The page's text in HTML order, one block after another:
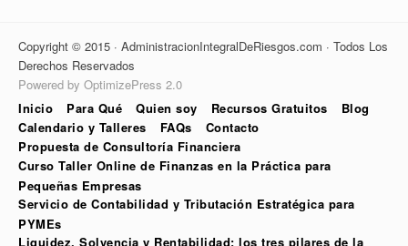
Copyright © 2015 · AdministracionIntegralDeRiesgos.com · Todos Los
Derechos Reservados
Powered by OptimizePress 2.0
Inicio
Para Qué Quien soy Recursos Gratuitos
Blog
Calendario y Talleres
FAQs
Contacto
Propuesta de Consultoría Financiera
Curso Taller Online de Finanzas en la Práctica para
Pequeñas Empresas
Servicio de Contabilidad y Tributación Estratégica para
PYMEs
Liquidez, Solvencia y Rentabilidad: los tres pilares de la